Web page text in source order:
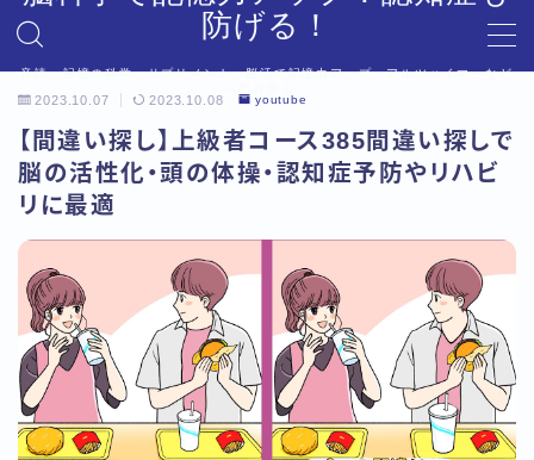
防げる！
音読、記憶の科学、サプリメント、脳活で記憶力アップ。アルツハイマーなど
プライバシーポリシー
利用規約／特定商取引法に基づく表記
利用規約／特定商取引法に基づく表記
有料記事の決済完了ページ
運営者情報
2023.10.07 2023.10.08 youtube
【間違い探し】上級者コース385間違い探しで
脳の活性化・頭の体操・認知症予防やリハビ
リに最適